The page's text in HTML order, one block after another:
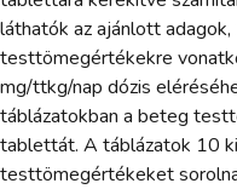
láthatók az ajánlott
testtömegértékekre
mg/ttkg/nap dózis
táblázatokban a beteg
tablettát. A táblázatok 10
testtömegértékeket